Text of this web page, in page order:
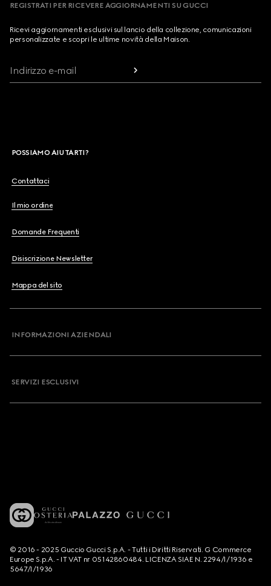
REGISTRATI PER RICEVERE AGGIORNAMENTI SU GUCCI
Ricevi aggiornamenti esclusivi sul lancio della collezione, comunicazioni
personalizzate e scopri le ultime novità della Maison.
Indirizzo e-mail
POSSIAMO AIUTARTI?
Contattaci
Il mio ordine
Domande Frequenti
Disiscrizione Newsletter
Mappa del sito
INFORMAZIONI AZIENDALI
SERVIZI ESCLUSIVI
© 2016 - 2025 Guccio Gucci S.p.A. - Tutti i Diritti Riservati. G Commerce
Europe S.p.A. - IT VAT nr 05142860484. LICENZA SIAE N. 2294/I/1936 e
5647/I/1936